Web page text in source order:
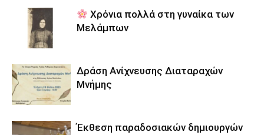
Χρόνια πολλά στη γυναίκα των
Μελάμπων
Δράση Ανίχνευσης Διαταραχών
Μνήμης
Έκθεση παραδοσιακών δημιουργών